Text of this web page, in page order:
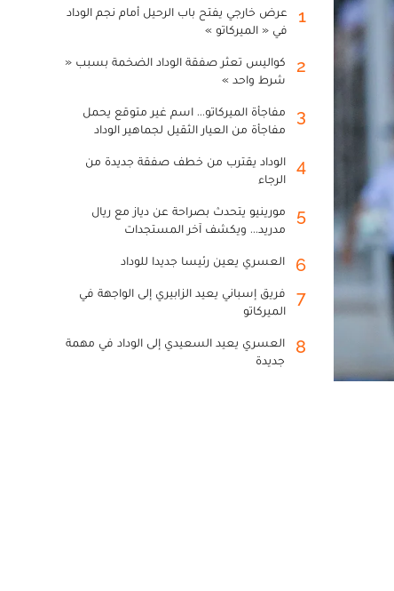
1
عرض خارجي يفتح باب الرحيل أمام نجم الوداد
في « الميركاتو »
2
كواليس تعثر صفقة الوداد الضخمة بسبب «
شرط واحد »
3
مفاجأة الميركاتو... اسم غير متوقع يحمل
مفاجأة من العيار الثقيل لجماهير الوداد
4
الوداد يقترب من خطف صفقة جديدة من
الرجاء
5
مورينيو يتحدث بصراحة عن دياز مع ريال
مدريد... ويكشف آخر المستجدات
6 العسري يعين رئيسا جديدا للوداد
7
فريق إسباني يعيد الزابيري إلى الواجهة في
الميركاتو
8
العسري يعيد السعيدي إلى الوداد في مهمة
جديدة